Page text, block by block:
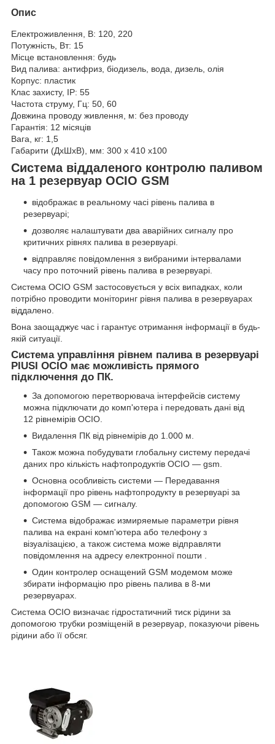
Опис
Електроживлення, В: 120, 220
Потужність, Вт: 15
Місце встановлення: будь
Вид палива: антифриз, біодизель, вода, дизель, олія
Корпус: пластик
Клас захисту, IP: 55
Частота струму, Гц: 50, 60
Довжина проводу живлення, м: без проводу
Гарантія: 12 місяців
Вага, кг: 1,5
Габарити (ДхШхВ), мм: 300 х 410 х100
Система віддаленого контролю паливом
на 1 резервуар OCIO GSM
відображає в реальному часі рівень палива в
резервуарі;
дозволяє налаштувати два аварійних сигналу про
критичних рівнях палива в резервуарі.
відправляє повідомлення з вибраними інтервалами
часу про поточний рівень палива в резервуарі.
Система OCIO GSM застосовується у всіх випадках, коли
потрібно проводити моніторинг рівня палива в резервуарах
віддалено.
Вона заощаджує час і гарантує отримання інформації в будь-
якій ситуації.
Система управління рівнем палива в резервуарі
PIUSI OCIO має можливість прямого
підключення до ПК.
За допомогою перетворювача інтерфейсів систему
можна підключати до комп'ютера і передовать дані від
12 рівнемірів OCIO.
Видалення ПК від рівнемірів до 1.000 м.
Також можна побудувати глобальну систему передачі
даних про кількість нафтопродуктів OCIO — gsm.
Основна особливість системи — Передавання
інформації про рівень нафтопродукту в резервуарі за
допомогою GSM — сигналу.
Система відображає измиряемые параметри рівня
палива на екрані комп'ютера або телефону з
візуалізацією, а також система може відправляти
повідомлення на адресу електронної пошти .
Один контролер оснащений GSM модемом може
збирати інформацію про рівень палива в 8-ми
резервуарах.
Система OCIO визначає гідростатичний тиск рідини за
допомогою трубки розміщеній в резервуар, показуючи рівень
рідини або її обсяг.